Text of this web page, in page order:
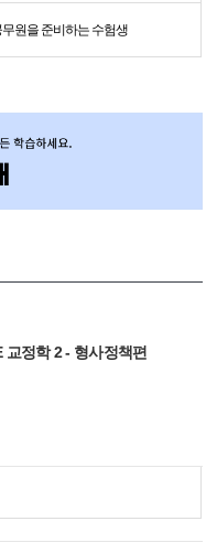
원을 준비하는 수험생
정학 2 - 형사정책편